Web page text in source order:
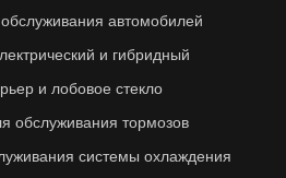
автомобилей
и гибридный
и лобовое стекло
обслуживания тормозов
системы охлаждения